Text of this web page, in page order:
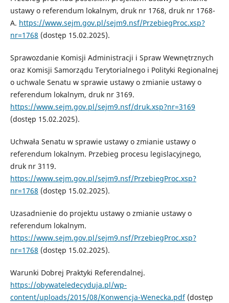
ustawy o referendum lokalnym, druk nr 1768, druk nr 1768-
A. https://www.sejm.gov.pl/sejm9.nsf/PrzebiegProc.xsp?
nr=1768 (dostęp 15.02.2025).
Sprawozdanie Komisji Administracji i Spraw Wewnętrznych
oraz Komisji Samorządu Terytorialnego i Polityki Regionalnej
o uchwale Senatu w sprawie ustawy o zmianie ustawy o
referendum lokalnym, druk nr 3169.
https://www.sejm.gov.pl/sejm9.nsf/druk.xsp?nr=3169
(dostęp 15.02.2025).
Uchwała Senatu w sprawie ustawy o zmianie ustawy o
referendum lokalnym. Przebieg procesu legislacyjnego,
druk nr 3119.
https://www.sejm.gov.pl/sejm9.nsf/PrzebiegProc.xsp?
nr=1768 (dostęp 15.02.2025).
Uzasadnienie do projektu ustawy o zmianie ustawy o
referendum lokalnym.
https://www.sejm.gov.pl/sejm9.nsf/PrzebiegProc.xsp?
nr=1768 (dostęp 15.02.2025).
Warunki Dobrej Praktyki Referendalnej.
https://obywateledecyduja.pl/wp-
content/uploads/2015/08/Konwencja-Wenecka.pdf(dostęp